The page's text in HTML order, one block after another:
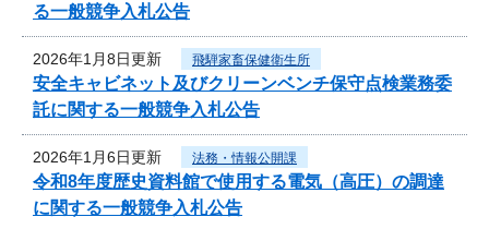
る一般競争入札公告
2026年1月8日更新 飛騨家畜保健衛生所
安全キャビネット及びクリーンベンチ保守点検業務委
託に関する一般競争入札公告
2026年1月6日更新 法務・情報公開課
令和8年度歴史資料館で使用する電気（高圧）の調達
に関する一般競争入札公告